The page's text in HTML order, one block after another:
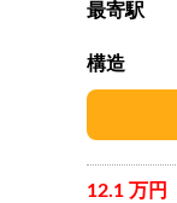
最寄駅
構造
12.1 万円